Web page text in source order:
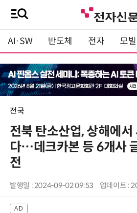
AI·SW 반도체 전자 모
전국
전북 탄소산업, 상해에서
다…데크카본 등 6개사
전
발행일 : 2024-09-02 09:53 업데이트 :